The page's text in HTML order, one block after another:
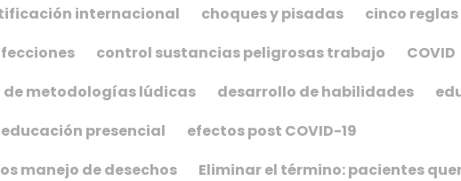
internacional choques y pisadas cinco reglas
control sustancias peligrosas trabajo COVID
de metodologías lúdicas desarrollo de habilidades
educación presencial
efectos post COVID-19
manejo de desechos
Eliminar el término: pacientes